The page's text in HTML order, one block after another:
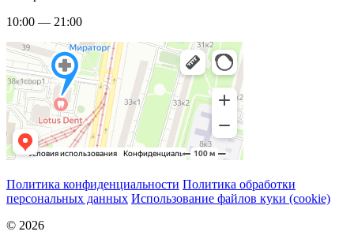
10:00 — 21:00
Политика конфиденциальности Политика обработки
персональных данных Использование файлов куки (cookie)
© 2026